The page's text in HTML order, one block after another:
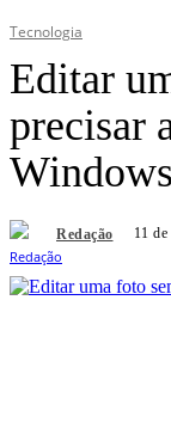
Tecnologia
Editar
precisar
Redação 11